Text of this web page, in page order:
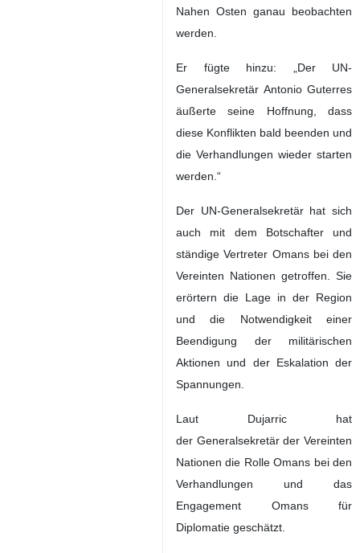
Nahen Osten ganau beobachten
werden.
Er fügte hinzu: „Der UN-
Generalsekretär Antonio Guterres
äußerte seine Hoffnung, dass
diese Konflikten bald beenden und
die Verhandlungen wieder starten
werden.“
Der UN-Generalsekretär hat sich
auch mit dem Botschafter und
ständige Vertreter Omans bei den
Vereinten Nationen getroffen. Sie
erörtern die Lage in der Region
und die Notwendigkeit einer
Beendigung der militärischen
Aktionen und der Eskalation der
Spannungen.
Laut Dujarric hat
der Generalsekretär der Vereinten
Nationen die Rolle Omans bei den
Verhandlungen und das
Engagement Omans für
Diplomatie geschätzt.